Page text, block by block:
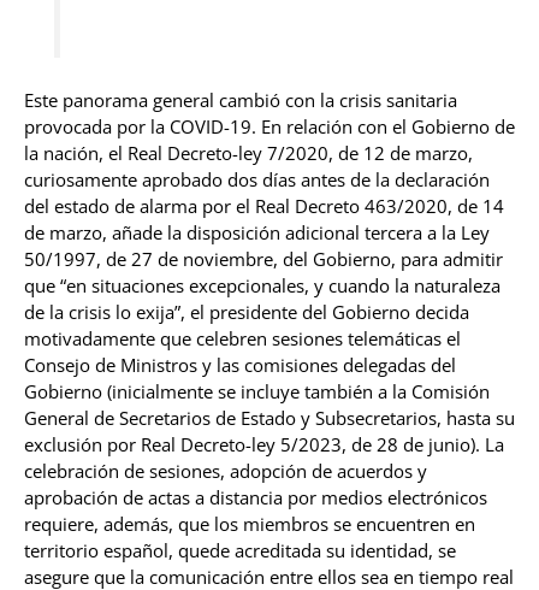
Este panorama general cambió con la crisis sanitaria
provocada por la COVID-19. En relación con el Gobierno de
la nación, el Real Decreto-ley 7/2020, de 12 de marzo,
curiosamente aprobado dos días antes de la declaración
del estado de alarma por el Real Decreto 463/2020, de 14
de marzo, añade la disposición adicional tercera a la Ley
50/1997, de 27 de noviembre, del Gobierno, para admitir
que “en situaciones excepcionales, y cuando la naturaleza
de la crisis lo exija”, el presidente del Gobierno decida
motivadamente que celebren sesiones telemáticas el
Consejo de Ministros y las comisiones delegadas del
Gobierno (inicialmente se incluye también a la Comisión
General de Secretarios de Estado y Subsecretarios, hasta su
exclusión por Real Decreto-ley 5/2023, de 28 de junio). La
celebración de sesiones, adopción de acuerdos y
aprobación de actas a distancia por medios electrónicos
requiere, además, que los miembros se encuentren en
territorio español, quede acreditada su identidad, se
asegure que la comunicación entre ellos sea en tiempo real